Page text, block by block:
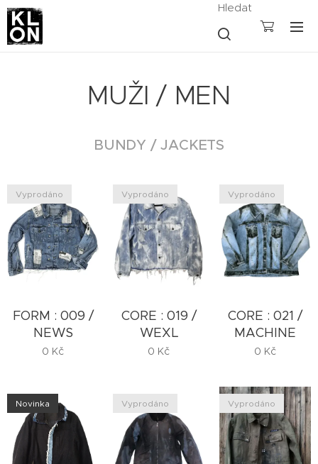
Hledat
MUŽI / MEN
BUNDY / JACKETS
FORM : 009 /
NEWS
Vyprodáno
0 Kč
CORE : 019 /
WEXL
Vyprodáno
0 Kč
CORE : 021 /
MACHINE
Vyprodáno
0 Kč
Novinka Vyprodáno Vyprodáno